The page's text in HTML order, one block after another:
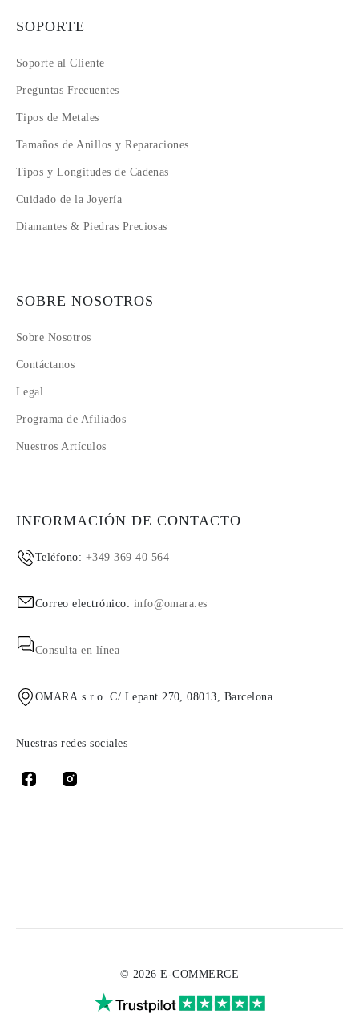
SOPORTE
Soporte al Cliente
Preguntas Frecuentes
Tipos de Metales
Tamaños de Anillos y Reparaciones
Tipos y Longitudes de Cadenas
Cuidado de la Joyería
Diamantes & Piedras Preciosas
SOBRE NOSOTROS
Sobre Nosotros
Contáctanos
Legal
Programa de Afiliados
Nuestros Artículos
INFORMACIÓN DE CONTACTO
Teléfono: +349 369 40 564
Correo electrónico: info@omara.es
Consulta en línea
OMARA s.r.o. C/ Lepant 270, 08013, Barcelona
Nuestras redes sociales
© 2026 E-COMMERCE